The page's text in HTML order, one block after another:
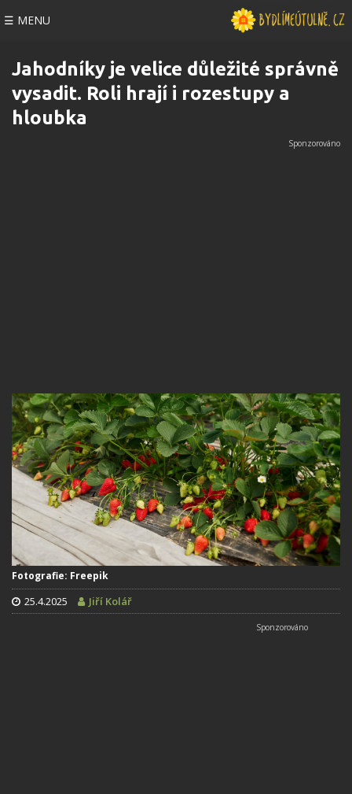
☰ MENU
Jahodníky je velice důležité správně
vysadit. Roli hrají i rozestupy a
hloubka
Fotografie: Freepik
25.4.2025 Jiří Kolář